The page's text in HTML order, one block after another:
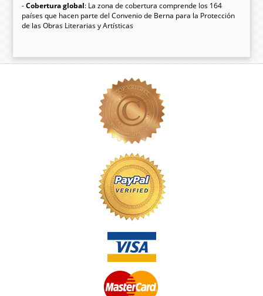
-Cobertura global: La zona de cobertura comprende los 164
países que hacen parte del Convenio de Berna para la Protección
de las Obras Literarias y Artísticas